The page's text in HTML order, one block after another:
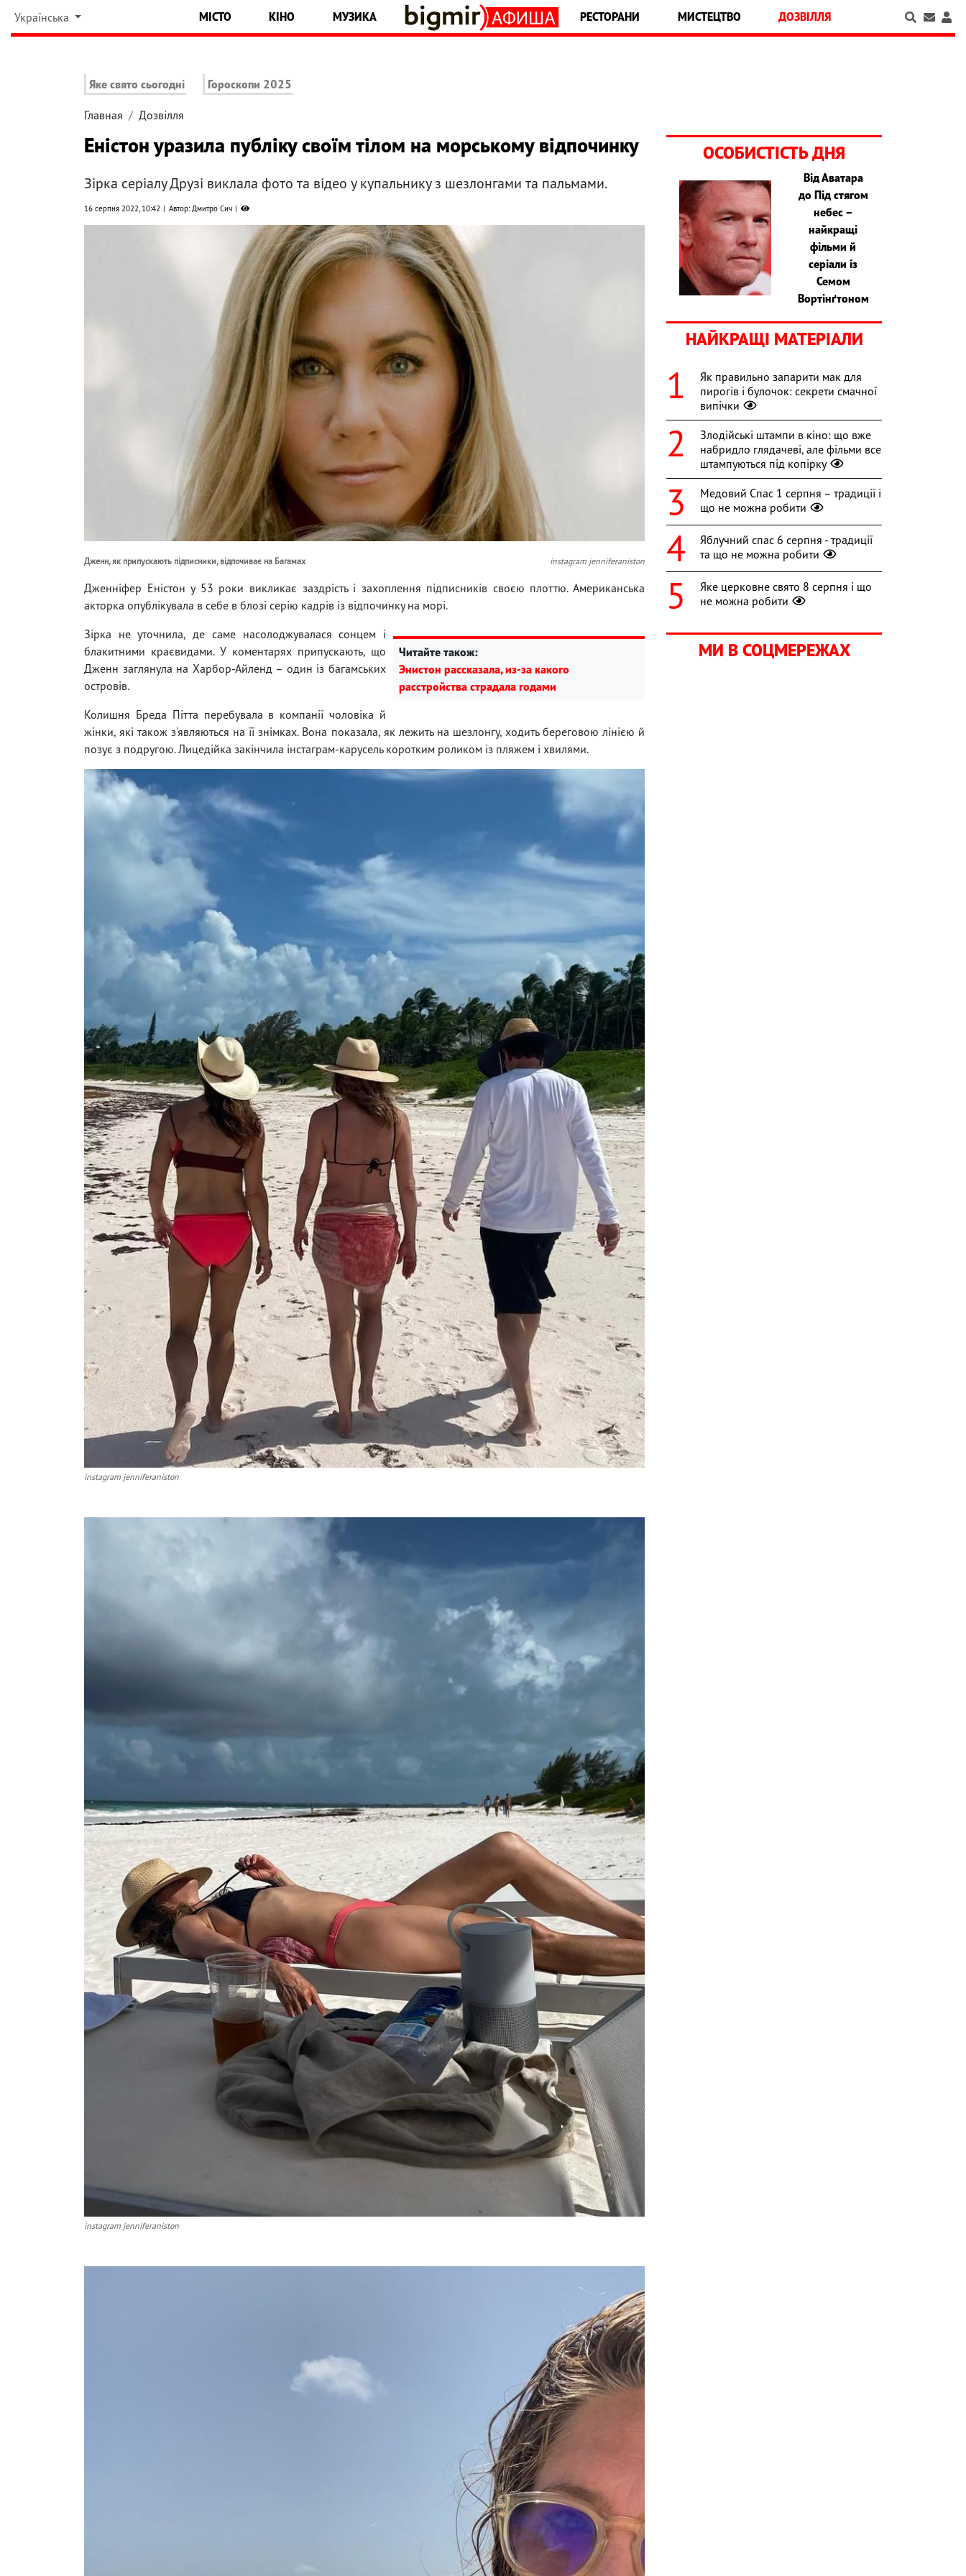
Українська МІСТО КІНО МУЗИКА РЕСТОРАНИ МИСТЕЦТВО ДОЗВІЛЛЯ
Яке свято сьогодні Гороскопи 2025
Главная Дозвілля
Еністон уразила публіку своїм тілом на морському відпочинку
Зірка серіалу Друзі виклала фото та відео у купальнику з шезлонгами та пальмами.
16 серпня 2022, 10:42 Автор: Дмитро Сич
Дженн, як припускають підписники, відпочиває на Багамах instagram jenniferaniston
Дженніфер Еністон у 53 роки викликає заздрість і захоплення підписників своєю плоттю. Американська
акторка опублікувала в себе в блозі серію кадрів із відпочинку на морі.
Читайте також:
Энистон рассказала, из-за какого
расстройства страдала годами
Зірка не уточнила, де саме насолоджувалася сонцем і
блакитними краєвидами. У коментарях припускають, що
Дженн заглянула на Харбор-Айленд – один із багамських
островів.
Колишня Бреда Пітта перебувала в компанії чоловіка й
жінки, які також з'являються на її знімках. Вона показала, як лежить на шезлонгу, ходить береговою лінією й
позує з подругою. Лицедійка закінчила інстаграм-карусель коротким роликом із пляжем і хвилями.
instagram jenniferaniston
instagram jenniferaniston
ОСОБИСТІСТЬ ДНЯ
Від Аватара
до Під стягом
небес –
найкращі
фільми й
серіали із
Семом
Вортінґтоном
НАЙКРАЩІ МАТЕРІАЛИ
Як правильно запарити мак для
пирогів і булочок: секрети смачної
випічки
Злодійські штампи в кіно: що вже
набридло глядачеві, але фільми все
штампуються під копірку
Медовий Спас 1 серпня – традиції і
що не можна робити
Яблучний спас 6 серпня - традиції
та що не можна робити
Яке церковне свято 8 серпня і що
не можна робити
МИ В СОЦМЕРЕЖАХ